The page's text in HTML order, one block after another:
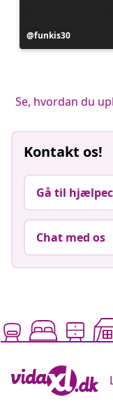
Opslag
offentliggjort
funkis30
Se, hvordan du
Kontakt os!
Gå til
Chat med os